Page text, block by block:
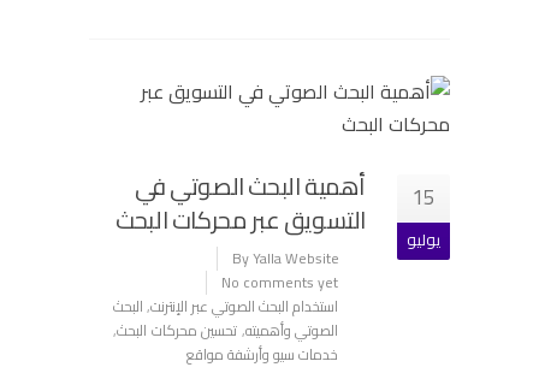
15
يوليو
أهمية البحث الصوتي في
التسويق عبر محركات البحث
By Yalla Website
No comments yet
استخدام البحث الصوتي عبر الإنترنت,البحث
الصوتي وأهميته,تحسين محركات البحث,
خدمات سيو وأرشفة مواقع